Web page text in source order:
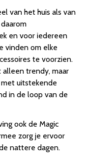
van het huis als van
en voor iedereen
vinden om elke
te voorzien.
alleen trendy, maar
uitstekende
in de loop van de
ook de Magic
zorg je ervoor
nattere dagen.